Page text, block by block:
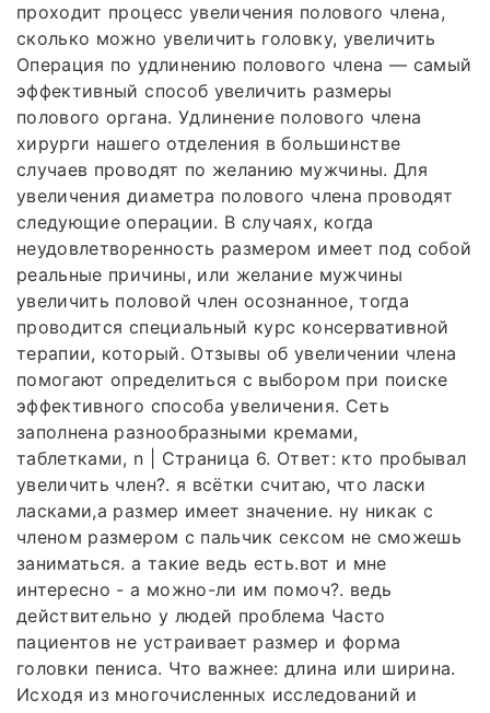
проходит процесс увеличения полового члена,
сколько можно увеличить головку, увеличить
Операция по удлинению полового члена — самый
эффективный способ увеличить размеры
полового органа. Удлинение полового члена
хирурги нашего отделения в большинстве
случаев проводят по желанию мужчины. Для
увеличения диаметра полового члена проводят
следующие операции. В случаях, когда
неудовлетворенность размером имеет под собой
реальные причины, или желание мужчины
увеличить половой член осознанное, тогда
проводится специальный курс консервативной
терапии, который. Отзывы об увеличении члена
помогают определиться с выбором при поиске
эффективного способа увеличения. Сеть
заполнена разнообразными кремами,
таблетками, n | Страница 6. Ответ: кто пробывал
увеличить член?. я всётки считаю, что ласки
ласками,а размер имеет значение. ну никак с
членом размером с пальчик сексом не сможешь
заниматься. а такие ведь есть.вот и мне
интересно - а можно-ли им помоч?. ведь
действительно у людей проблема Часто
пациентов не устраивает размер и форма
головки пениса. Что важнее: длина или ширина.
Исходя из многочисленных исследований и